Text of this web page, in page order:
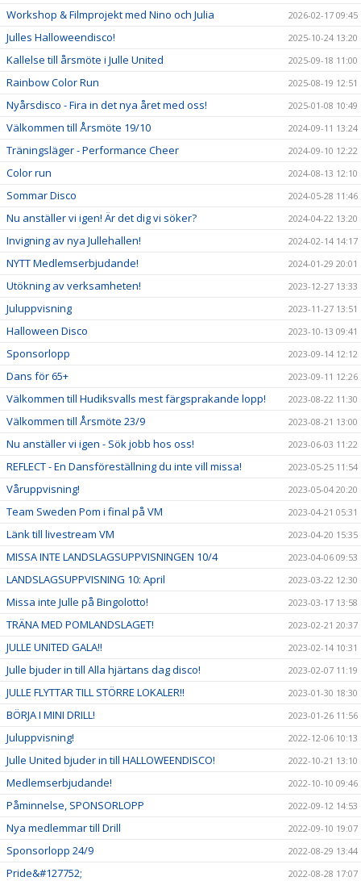
Workshop & Filmprojekt med Nino och Julia 2026-02-17 09:45
Julles Halloweendisco! 2025-10-24 13:20
Kallelse till årsmöte i Julle United 2025-09-18 11:00
Rainbow Color Run 2025-08-19 12:51
Nyårsdisco - Fira in det nya året med oss! 2025-01-08 10:49
Välkommen till Årsmöte 19/10 2024-09-11 13:24
Träningsläger - Performance Cheer 2024-09-10 12:22
Color run 2024-08-13 12:10
Sommar Disco 2024-05-28 11:46
Nu anställer vi igen! Är det dig vi söker? 2024-04-22 13:20
Invigning av nya Jullehallen! 2024-02-14 14:17
NYTT Medlemserbjudande! 2024-01-29 20:01
Utökning av verksamheten! 2023-12-27 13:33
Juluppvisning 2023-11-27 13:51
Halloween Disco 2023-10-13 09:41
Sponsorlopp 2023-09-14 12:12
Dans för 65+ 2023-09-11 12:26
Välkommen till Hudiksvalls mest färgsprakande lopp! 2023-08-22 11:30
Välkommen till Årsmöte 23/9 2023-08-21 13:00
Nu anställer vi igen - Sök jobb hos oss! 2023-06-03 11:22
REFLECT - En Dansföreställning du inte vill missa! 2023-05-25 11:54
Våruppvisning! 2023-05-04 20:20
Team Sweden Pom i final på VM 2023-04-21 05:31
Länk till livestream VM 2023-04-20 15:35
MISSA INTE LANDSLAGSUPPVISNINGEN 10/4 2023-04-06 09:53
LANDSLAGSUPPVISNING 10: April 2023-03-22 12:30
Missa inte Julle på Bingolotto! 2023-03-17 13:58
TRÄNA MED POMLANDSLAGET! 2023-02-21 20:37
JULLE UNITED GALA!! 2023-02-14 10:31
Julle bjuder in till Alla hjärtans dag disco! 2023-02-07 11:19
JULLE FLYTTAR TILL STÖRRE LOKALER!! 2023-01-30 18:30
BÖRJA I MINI DRILL! 2023-01-26 11:56
Juluppvisning! 2022-12-06 10:13
Julle United bjuder in till HALLOWEENDISCO! 2022-10-21 13:10
Medlemserbjudande! 2022-10-10 09:46
Påminnelse, SPONSORLOPP 2022-09-12 14:53
Nya medlemmar till Drill 2022-09-10 19:07
Sponsorlopp 24/9 2022-08-29 13:44
Pride&#127752; 2022-08-28 17:07